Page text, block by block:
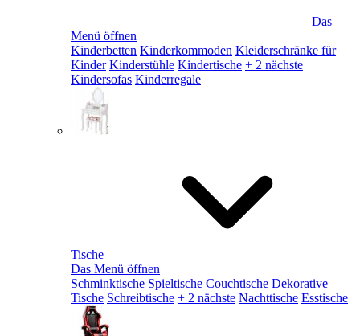
Das
Menü öffnen
Kinderbetten Kinderkommoden Kleiderschränke für
Kinder Kinderstühle Kindertische + 2 nächste
Kindersofas Kinderregale
Tische
Das Menü öffnen
Schminktische Spieltische Couchtische Dekorative
Tische Schreibtische + 2 nächste Nachttische Esstische